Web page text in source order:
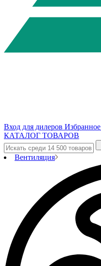
Вход для дилеров Избранное
КАТАЛОГ ТОВАРОВ
Вентиляция